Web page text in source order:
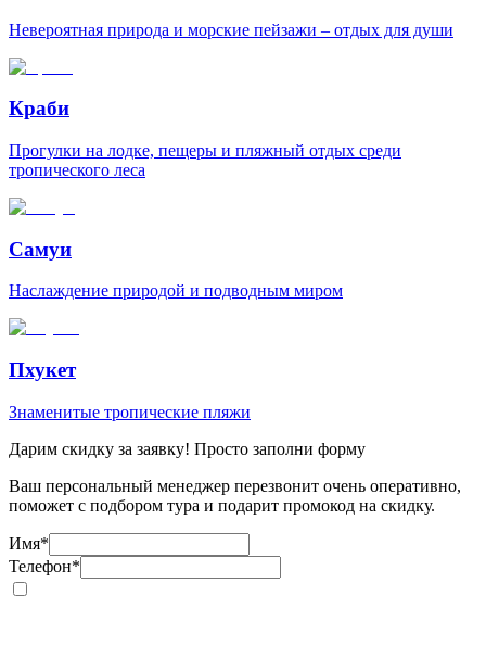
Невероятная природа и морские пейзажи – отдых для души
Краби
Прогулки на лодке, пещеры и пляжный отдых среди
тропического леса
Самуи
Наслаждение природой и подводным миром
Пхукет
Знаменитые тропические пляжи
Дарим скидку за заявку! Просто заполни форму
Ваш персональный менеджер перезвонит очень оперативно,
поможет с подбором тура и подарит промокод на скидку.
Имя*
Телефон*